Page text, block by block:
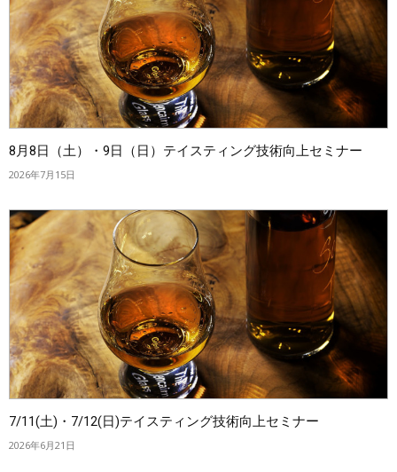
8月8日（土）・9日（日）テイスティング技術向上セミナー
2026年7月15日
7/11(土)・7/12(日)テイスティング技術向上セミナー
2026年6月21日